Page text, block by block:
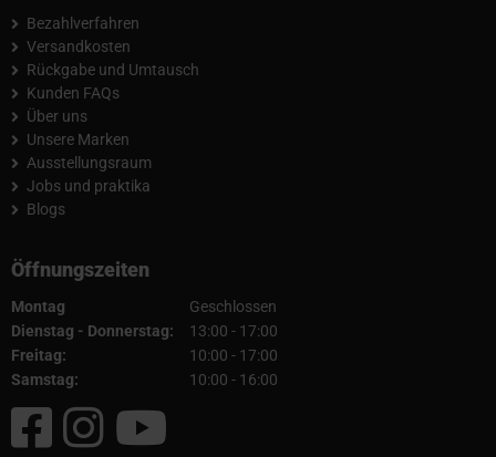
Bezahlverfahren
Versandkosten
Rückgabe und Umtausch
Kunden FAQs
Über uns
Unsere Marken
Ausstellungsraum
Jobs und praktika
Blogs
Öffnungszeiten
Montag
Geschlossen
Dienstag - Donnerstag:
13:00 - 17:00
Freitag:
10:00 - 17:00
Samstag:
10:00 - 16:00